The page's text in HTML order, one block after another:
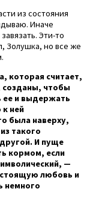
из состояния
Иначе
Эти-то
Золушка, но все же
которая считает,
чтобы
и выдержать
ней
была наверху,
такого
И пуще
кормом, если
—
любовь и
немного